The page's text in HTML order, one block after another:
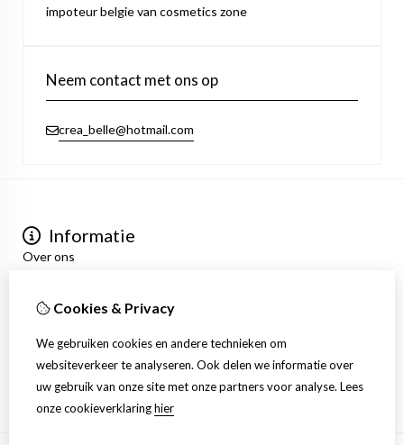
impoteur belgie van cosmetics zone
Neem contact met ons op
crea_belle@hotmail.com
Informatie
Over ons
Algemene voorwaarden
Mijn account
Inloggen
Bestelhistorie
Verlanglijst
Nieuwsbrief
Cookies & Privacy
We gebruiken cookies en andere technieken om
websiteverkeer te analyseren. Ook delen we informatie over
uw gebruik van onze site met onze partners voor analyse. Lees
onze cookieverklaringhier